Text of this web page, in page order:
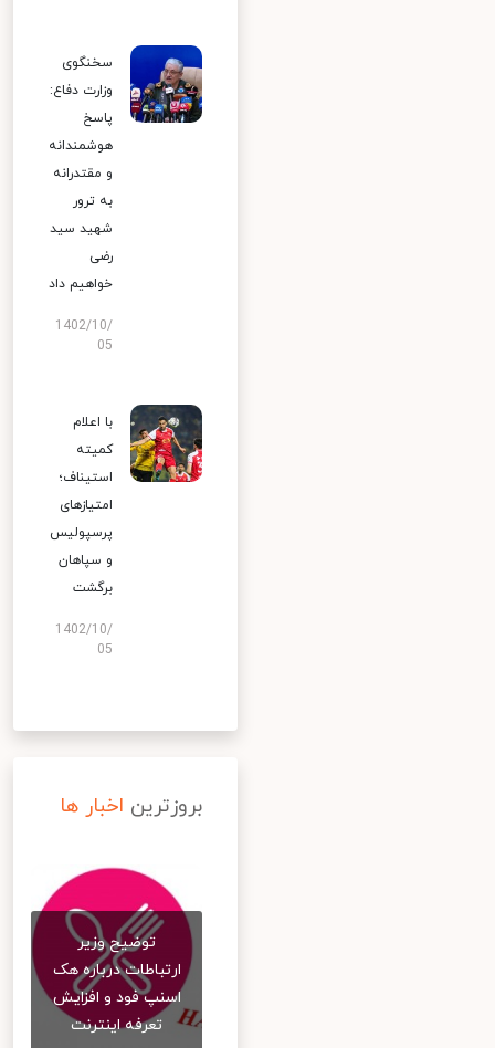
سخنگوی
وزارت دفاع:
پاسخ
هوشمندانه
و مقتدرانه
به ترور
شهید سید
رضی
خواهیم داد
1402/10/
05
با اعلام
کمیته
استیناف؛
امتیازهای
پرسپولیس
و سپاهان
برگشت
1402/10/
05
بروزترین اخبار ها
توضیح وزیر
ارتباطات درباره هک
اسنپ‌ فود و افزایش
تعرفه اینترنت